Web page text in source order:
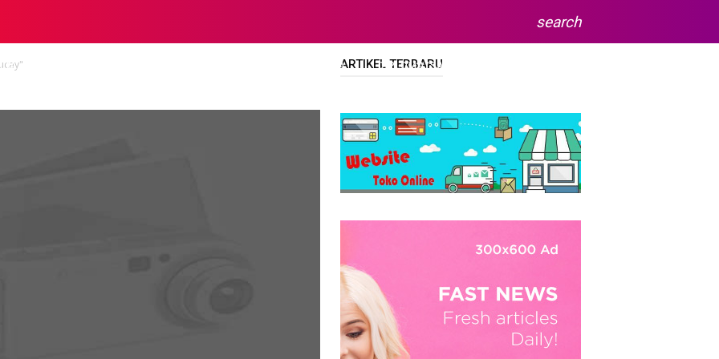
SMA/SMK/SLTA DIPLOMA/SARJANA
search
ARTIKEL TERBARU